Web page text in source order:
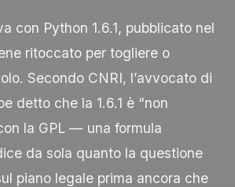
con Python 1.6.1, pubblicato nel
ritoccato per togliere o
Secondo CNRI, l’avvocato di
detto che la 1.6.1 è “non
la GPL — una formula
da sola quanto la questione
piano legale prima ancora che